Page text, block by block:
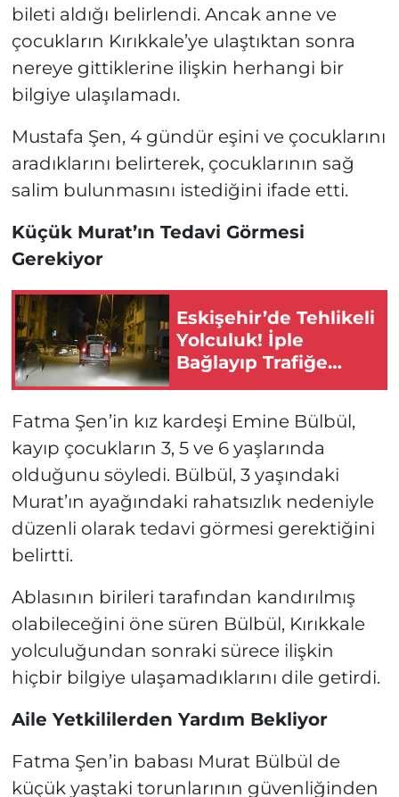
bileti aldığı belirlendi. Ancak anne ve
çocukların Kırıkkale’ye ulaştıktan sonra
nereye gittiklerine ilişkin herhangi bir
bilgiye ulaşılamadı.
Mustafa Şen, 4 gündür eşini ve çocuklarını
aradıklarını belirterek, çocuklarının sağ
salim bulunmasını istediğini ifade etti.
Küçük Murat’ın Tedavi Görmesi
Gerekiyor
Eskişehir’de Tehlikeli
Yolculuk! İple
Bağlayıp Trafiğe
Çıktı
Fatma Şen’in kız kardeşi Emine Bülbül,
kayıp çocukların 3, 5 ve 6 yaşlarında
olduğunu söyledi. Bülbül, 3 yaşındaki
Murat’ın ayağındaki rahatsızlık nedeniyle
düzenli olarak tedavi görmesi gerektiğini
belirtti.
Ablasının birileri tarafından kandırılmış
olabileceğini öne süren Bülbül, Kırıkkale
yolculuğundan sonraki sürece ilişkin
hiçbir bilgiye ulaşamadıklarını dile getirdi.
Aile Yetkililerden Yardım Bekliyor
Fatma Şen’in babası Murat Bülbül de
küçük yaştaki torunlarının güvenliğinden